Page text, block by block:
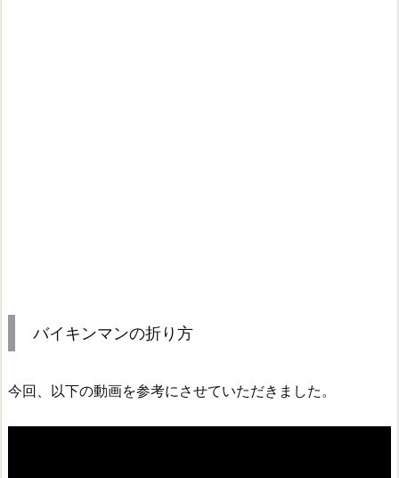
バイキンマンの折り方
今回、以下の動画を参考にさせていただきました。